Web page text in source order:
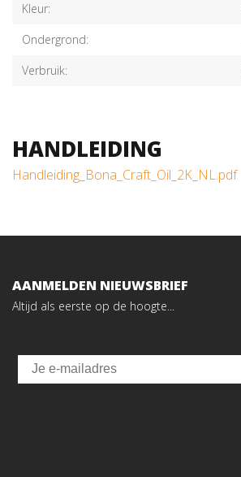
Kleur:
Ondergrond:
Verbruik:
HANDLEIDING
Handleiding_Bona_Craft_Oil_2K_NL.pdf
AANMELDEN NIEUWSBRIEF
Altijd als eerste op de hoogte...
Email